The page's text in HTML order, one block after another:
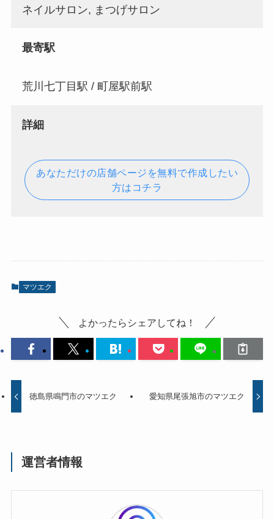
ネイルサロン, まつげサロン
最寄駅
荒川七丁目駅 / 町屋駅前駅
詳細
あなただけの店舗ページを無料で作成したい
方はコチラ
マツエク
よかったらシェアしてね！
徳島県鳴門市のマツエク 愛知県尾張旭市のマツエク
運営者情報